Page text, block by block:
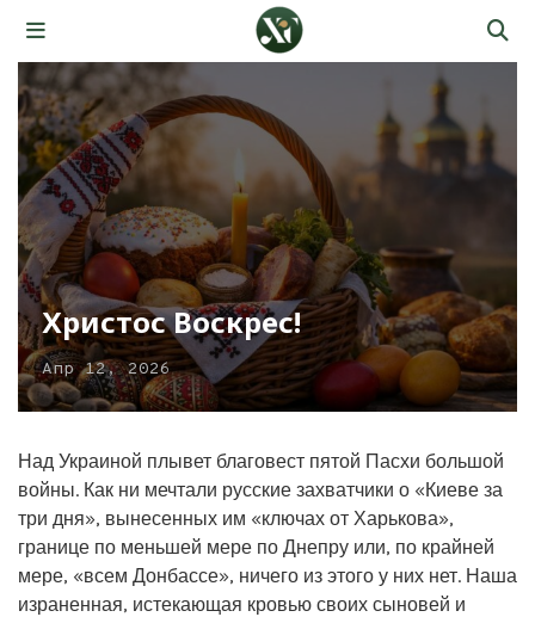
Христос Воскрес!
Апр 12, 2026
Над Украиной плывет благовест пятой Пасхи большой
войны. Как ни мечтали русские захватчики о «Киеве за
три дня», вынесенных им «ключах от Харькова»,
границе по меньшей мере по Днепру или, по крайней
мере, «всем Донбассе», ничего из этого у них нет. Наша
израненная, истекающая кровью своих сыновей и